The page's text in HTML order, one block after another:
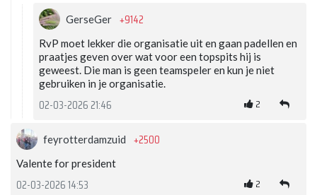
GerseGer +9142
RvP moet lekker die organisatie uit en gaan padellen en
praatjes geven over wat voor een topspits hij is
geweest. Die man is geen teamspeler en kun je niet
gebruiken in je organisatie.
02-03-2026 21:46 2
feyrotterdamzuid +2500
Valente for president
02-03-2026 14:53 2